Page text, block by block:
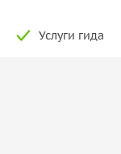
Услуги гида